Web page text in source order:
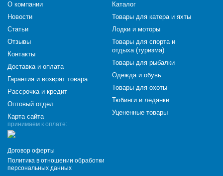
принимаем к оплате:
Договор оферты
Политика в отношении обработки
персональных данных
О компании
Новости
Статьи
Отзывы
Контакты
Доставка и оплата
Гарантия и возврат товара
Рассрочка и кредит
Оптовый отдел
Карта сайта
Каталог
Товары для катера и яхты
Лодки и моторы
Товары для спорта и
отдыха (туризма)
Товары для рыбалки
Одежда и обувь
Товары для охоты
Тюбинги и ледянки
Уцененные товары